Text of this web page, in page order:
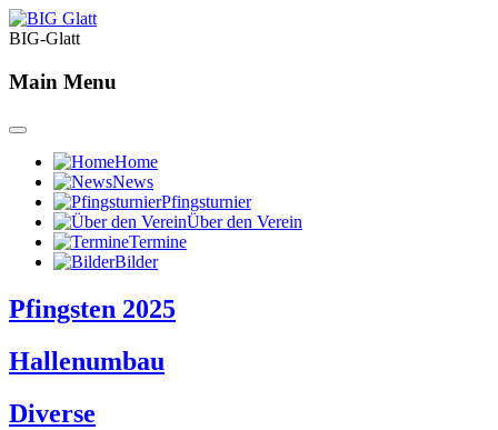
BIG-Glatt
Main Menu
Home
News
Pfingsturnier
Über den Verein
Termine
Bilder
Pfingsten 2025
Hallenumbau
Diverse